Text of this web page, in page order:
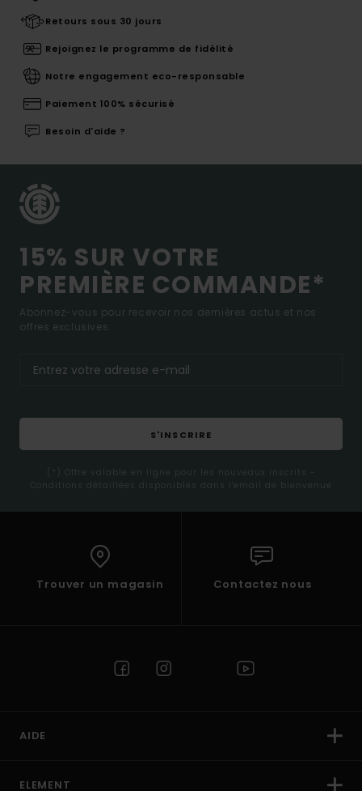
Retours sous 30 jours
Rejoignez le programme de fidélité
Notre engagement eco-responsable
Paiement 100% sécurisé
Besoin d'aide ?
15% SUR VOTRE
PREMIÈRE COMMANDE*
Abonnez-vous pour recevoir nos dernières actus et nos
offres exclusives.
S'INSCRIRE
(*) Offre valable en ligne pour les nouveaux inscrits -
Conditions détaillées disponibles dans l'email de bienvenue
Trouver un magasin Contactez nous
AIDE
ELEMENT